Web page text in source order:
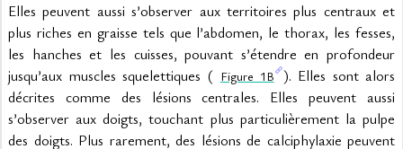
Elles peuvent aussi s’observer aux territoires plus centraux et
plus riches en graisse tels que l’abdomen, le thorax, les fesses,
les hanches et les cuisses, pouvant s’étendre en profondeur
jusqu’aux muscles squelettiques ( Figure 1B ). Elles sont alors
décrites comme des lésions centrales. Elles peuvent aussi
s’observer aux doigts, touchant plus particulièrement la pulpe
des doigts. Plus rarement, des lésions de calciphylaxie peuvent